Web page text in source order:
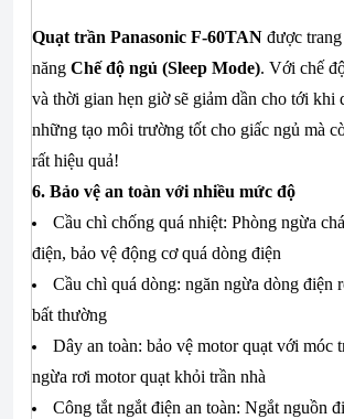
Quạt trần Panasonic F-60TAN được
năng Chế độ ngủ (Sleep Mode). Với chế
và thời gian hẹn giờ sẽ giảm dần cho tới khi
những tạo môi trường tốt cho giấc ngủ mà
rất hiệu quả!
6. Bảo vệ an toàn với nhiều mức độ
Cầu chì chống quá nhiệt: Phòng ngừa
điện, bảo vệ động cơ quá dòng điện
Cầu chì quá dòng: ngăn ngừa dòng điện
bất thường
Dây an toàn: bảo vệ motor quạt với móc
ngừa rơi motor quạt khỏi trần nhà
Công tắt ngắt điện an toàn: Ngắt nguồn